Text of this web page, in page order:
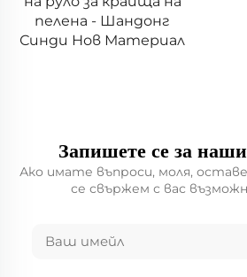
Запишете се за
Ако имате въпроси, моля,
се свържем с вас